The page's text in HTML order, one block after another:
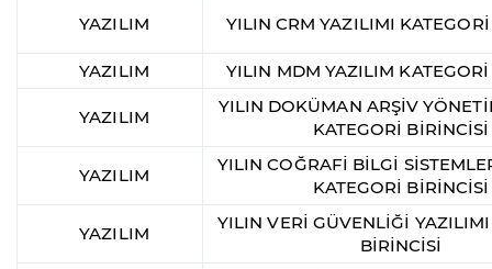
YAZILIM YILIN CRM YAZILIMI
YAZILIM YILIN MDM YAZILIM
YAZILIM
YILIN DOKÜMAN ARŞİV
KATEGORİ BİRİNCİSİ
YAZILIM
YILIN COĞRAFİ BİLGİ
KATEGORİ BİRİNCİSİ
YAZILIM
YILIN VERİ GÜVENLİĞİ
BİRİNCİSİ